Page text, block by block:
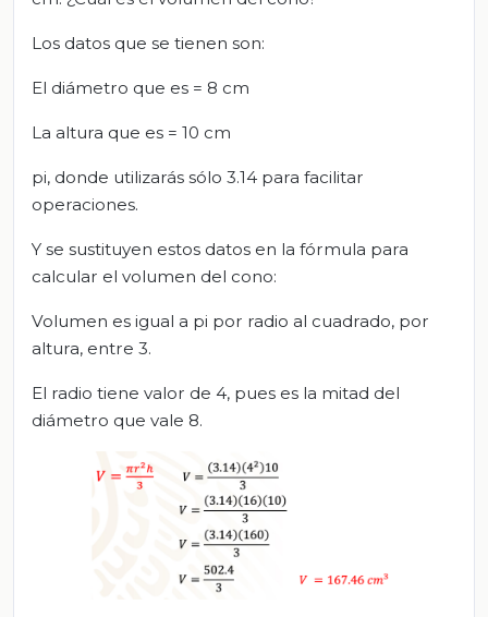
Los datos que se tienen son:
El diámetro que es = 8 cm
La altura que es = 10 cm
pi, donde utilizarás sólo 3.14 para facilitar
operaciones.
Y se sustituyen estos datos en la fórmula para
calcular el volumen del cono:
Volumen es igual a pi por radio al cuadrado, por
altura, entre 3.
El radio tiene valor de 4, pues es la mitad del
diámetro que vale 8.